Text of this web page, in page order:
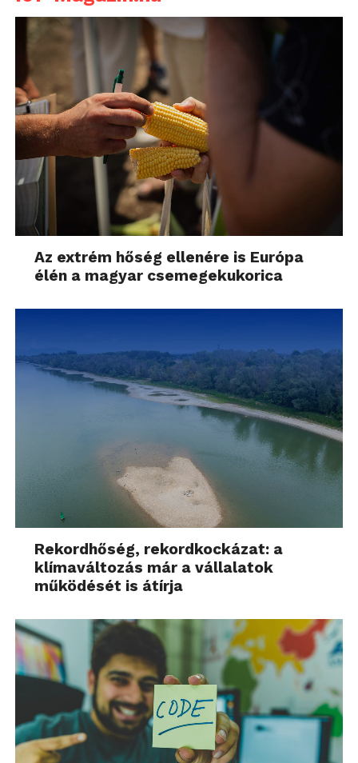
Az extrém hőség ellenére is Európa
élén a magyar csemegekukorica
Rekordhőség, rekordkockázat: a
klímaváltozás már a vállalatok
működését is átírja